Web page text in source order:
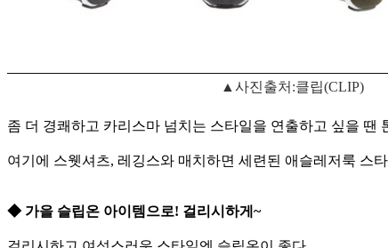
▲사진출처:클립(CLIP)
좀 더 경쾌하고 카리스마 넘치는 스타일을 연출하고 싶을
여기에 스웻셔츠, 레깅스와 매치하면 세련된 애슬레저룩 스
◆ 가을 슬립온 아이템으로! 걸리시하게~